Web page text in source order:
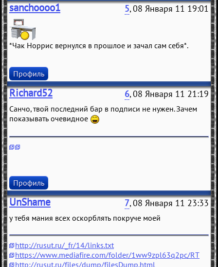
sanchoooo1 5, 08 Января 11 19:01
*Чак Норрис вернулся в прошлое и зачал сам себя*.
Профиль
Richard52 6, 08 Января 11 21:19
Санчо, твой последний бар в подписи не нужен. Зачем
показывать очевидное
Профиль
UnShame 7, 08 Января 11 23:33
у тебя мания всех оскорблять покруче моей
http://rusut.ru/_fr/14/links.txt
https://www.mediafire.com/folder/1ww9zpl63q2pc/RT
http://rusut.ru/files/dump/filesDump.html